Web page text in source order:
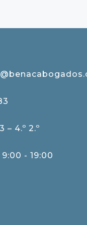
– 4.º 2.º
- 19:00